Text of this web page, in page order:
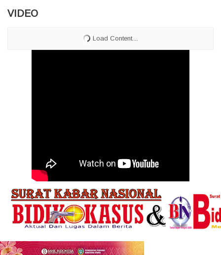
VIDEO